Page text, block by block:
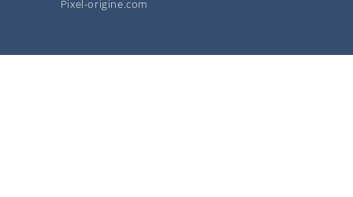
Pixel-origine.com